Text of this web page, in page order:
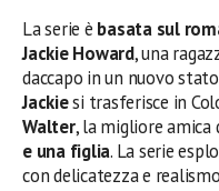
La serie è basata sul
Jackie Howard, una
daccapo in un nuovo
Jackiesi trasferisce in
Walter, la migliore amica
e una figlia. La serie
con delicatezza e